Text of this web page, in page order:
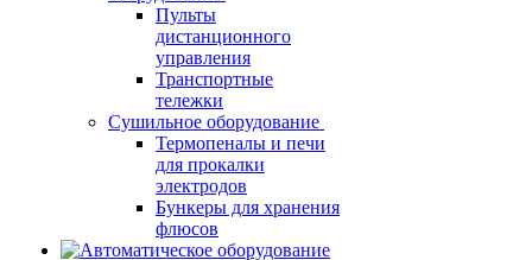
Пульты
дистанционного
управления
Транспортные
тележки
Сушильное оборудование
Термопеналы и печи
для прокалки
электродов
Бункеры для хранения
флюсов